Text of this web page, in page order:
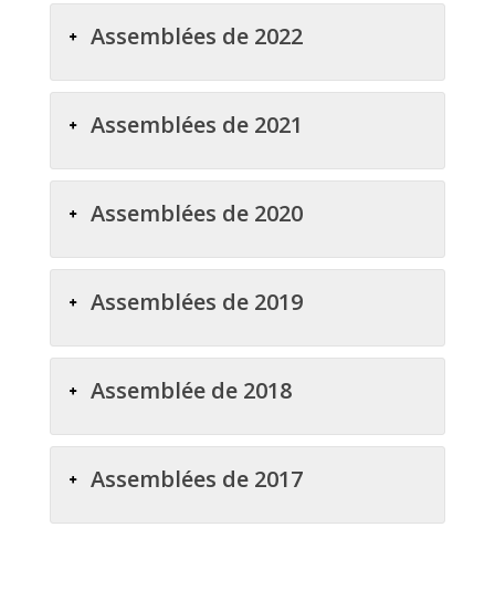
Assemblées de 2022
Assemblées de 2021
Assemblées de 2020
Assemblées de 2019
Assemblée de 2018
Assemblées de 2017